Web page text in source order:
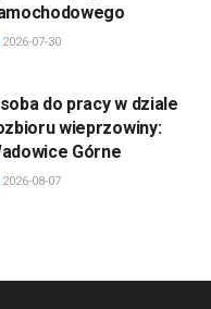
07-30
do pracy w dziale
wieprzowiny:
Górne
08-07